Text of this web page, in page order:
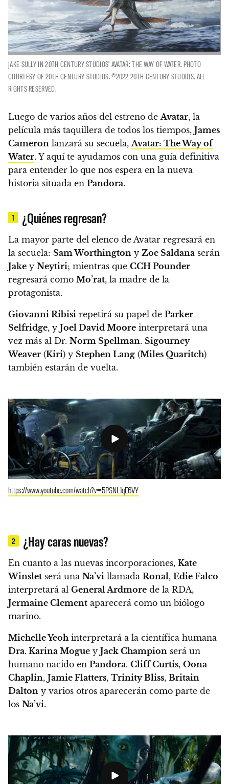
JAKE SULLY IN 20TH CENTURY STUDIOS' AVATAR: THE WAY OF WATER. PHOTO
COURTESY OF 20TH CENTURY STUDIOS. ©2022 20TH CENTURY STUDIOS. ALL
RIGHTS RESERVED.
Luego de varios años del estreno de Avatar, la
película más taquillera de todos los tiempos, James
Cameron lanzará su secuela, Avatar: The Way of
Water. Y aquí te ayudamos con una guía definitiva
para entender lo que nos espera en la nueva
historia situada en Pandora.
1 ¿Quiénes regresan?
La mayor parte del elenco de Avatar regresará en
la secuela: Sam Worthington y Zoe Saldana serán
Jake y Neytiri; mientras que CCH Pounder
regresará como Mo’rat, la madre de la
protagonista.
Giovanni Ribisi repetirá su papel de Parker
Selfridge, y Joel David Moore interpretará una
vez más al Dr. Norm Spellman. Sigourney
Weaver (Kiri) y Stephen Lang (Miles Quaritch)
también estarán de vuelta.
https://www.youtube.com/watch?v=5PSNL1qE6VY
2 ¿Hay caras nuevas?
En cuanto a las nuevas incorporaciones, Kate
Winslet será una Na’vi llamada Ronal, Edie Falco
interpretará al General Ardmore de la RDA,
Jermaine Clement aparecerá como un biólogo
marino.
Michelle Yeoh interpretará a la científica humana
Dra. Karina Mogue y Jack Champion será un
humano nacido en Pandora. Cliff Curtis, Oona
Chaplin, Jamie Flatters, Trinity Bliss, Britain
Dalton y varios otros aparecerán como parte de
los Na’vi.